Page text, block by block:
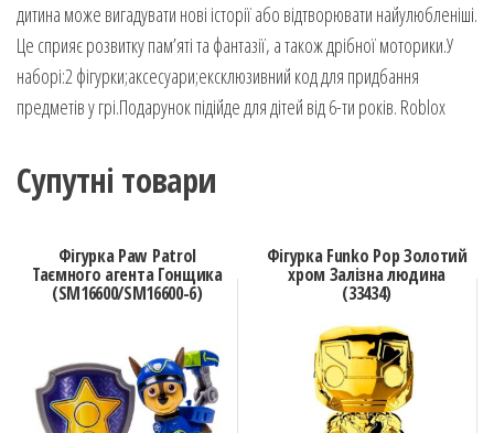
дитина може вигадувати нові історії або відтворювати найулюбленіші.
Це сприяє розвитку пам’яті та фантазії, а також дрібної моторики.У
наборі:2 фігурки;аксесуари;ексклюзивний код для придбання
предметів у грі.Подарунок підійде для дітей від 6-ти років. Roblox
Супутні товари
Фігурка Paw Patrol
Таємного агента Гонщика
(SM16600/SM16600-6)
Фігурка Funko Pop Золотий
хром Залізна людина
(33434)